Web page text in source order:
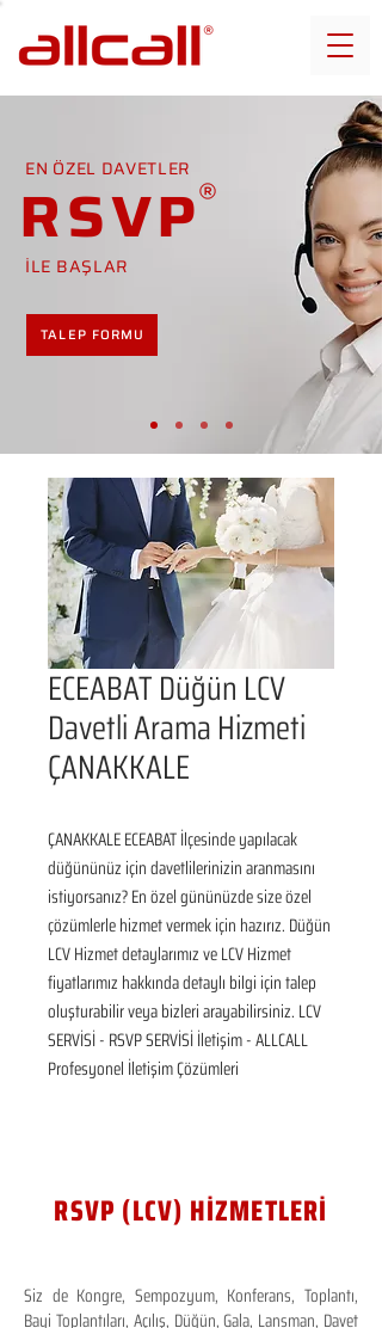
EN ÖZEL DAVETLER
RSVP
İLE BAŞLAR
TALEP FORMU
ECEABAT Düğün LCV
Davetli Arama Hizmeti
ÇANAKKALE
ÇANAKKALE ECEABAT İlçesinde yapılacak
düğününüz için davetlilerinizin aranmasını
istiyorsanız? En özel gününüzde size özel
çözümlerle hizmet vermek için hazırız. Düğün
LCV Hizmet detaylarımız ve LCV Hizmet
fiyatlarımız hakkında detaylı bilgi için talep
oluşturabilir veya bizleri arayabilirsiniz. LCV
SERVİSİ - RSVP SERVİSİ İletişim - ALLCALL
Profesyonel İletişim Çözümleri
RSVP (LCV) HİZMETLERİ
Siz de Kongre, Sempozyum, Konferans, Toplantı,
Bayi Toplantıları, Açılış, Düğün, Gala, Lansman, Davet